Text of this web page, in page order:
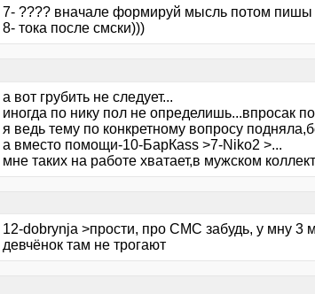
7- ???? вначале формируй мысль потом пишы
8- тока после смски)))
а вот грубить не следует...
иногда по нику пол не определишь...впросак
я ведь тему по конкретному вопросу
а вместо помощи-10-БарКаss >7-Niko2 >...
мне таких на работе хватает,в мужском
12-dobrynja >прости, про СМС забудь, у мну 3
девчёнок там не трогают